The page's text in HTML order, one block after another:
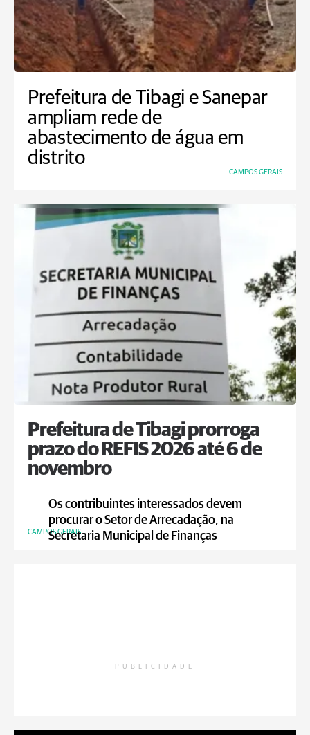
Prefeitura de Tibagi e Sanepar
ampliam rede de
abastecimento de água em
distrito
CAMPOS GERAIS
Prefeitura de Tibagi prorroga
prazo do REFIS 2026 até 6 de
novembro
Os contribuintes interessados devem
procurar o Setor de Arrecadação, na
Secretaria Municipal de Finanças
CAMPOS GERAIS
PUBLICIDADE